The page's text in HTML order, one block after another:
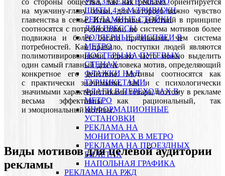
ЩИТЫ 4×8 М ТРИВИЖН
РЕКЛАМНЫЕ СТОЙКИ
ДЛЯ ПРЕССЫ
РОЛЛЕРНЫЕ ДИСПЛЕИ В
МЕТРО
ПОСТЕРЫ НА ПУТЕВЫХ
СТЕНАХ
ФЛАЖКИ НАД
ТУРНИКЕТАМИ
ФЛАГИ В ПЕРЕХОДАХ В
МЕТРО
ИНФОРМАЦИОННЫЕ
УСТАНОВКИ
РЕКЛАМА НА
МОНИТОРАХ В МЕТРО
РЕКЛАМА НА ПРОЕЗДНЫХ
БИЛЕТАХ
НАПОЛЬНАЯ ГРАФИКА
РЕКЛАМА НА РЖД
на мужчину-главу семьи, для которого важно чувство
главенства в семье. Итак, мотивы действий в принципе
соотносятся с потребностями, но система мотивов более
подвижна и более богата признаками, чем система
потребностей. Как правило, поступки людей являются
полимотивированными, однако часто можно выделить
один самый главный для человека мотив, определяющий
конкретное его действие. Мотивы соотносятся как
с практически значимыми, так и с психологически
значимыми характеристиками товара, поэтому в рекламе
весьма эффективны как рациональный, так
и эмоциональный мотивы.
Виды мотивов для целевой аудитории
рекламы